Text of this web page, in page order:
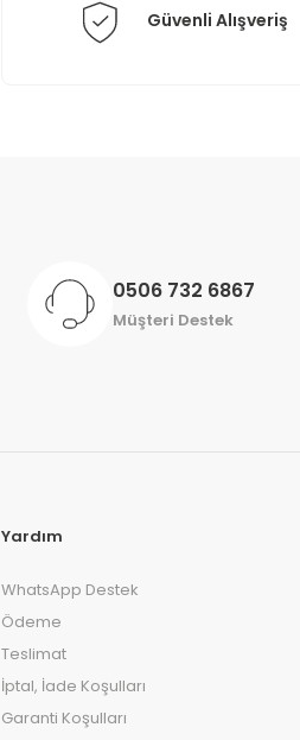
Güvenli Alışveriş
0506 732 6867
Müşteri Destek
Yardım
WhatsApp Destek
Ödeme
Teslimat
İptal, İade Koşulları
Garanti Koşulları